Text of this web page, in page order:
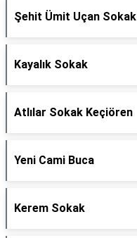
Şehit Ümit Uçan Sokak
Kayalık Sokak
Atlılar Sokak Keçiören
Yeni Cami Buca
Kerem Sokak